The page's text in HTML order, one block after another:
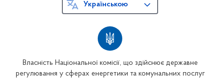
Власність Національної комісії, що здійснює державне
регулювання у сферах енергетики та комунальних послуг
Українською